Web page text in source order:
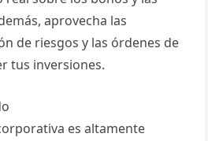
aprovecha las
de riesgos y las órdenes de
tus inversiones.
es altamente